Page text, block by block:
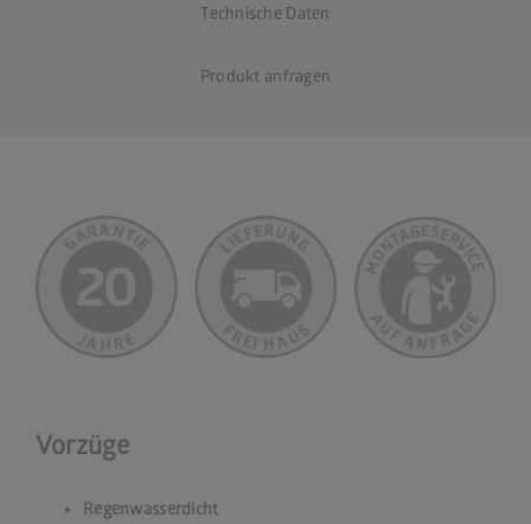
Technische Daten
Produkt anfragen
Vorzüge
Regenwasserdicht